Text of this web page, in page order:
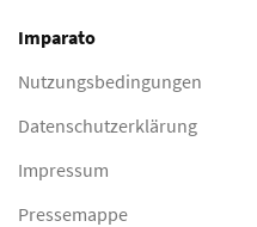
Imparato
Nutzungsbedingungen
Datenschutzerklärung
Impressum
Pressemappe